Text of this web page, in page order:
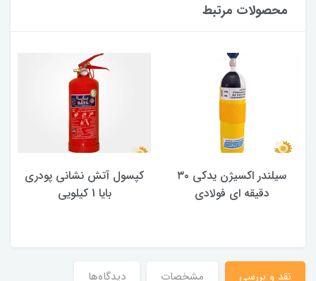
محصولات مرتبط
سیلندر اکسیژن یدکی ۳۰
دقیقه ای فولادی
کپسول آتش نشانی پودری
بایا 1 کیلویی
نقد و بررسی مشخصات دیدگاه‌ها